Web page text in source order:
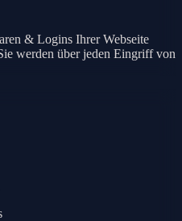
& Logins Ihrer Webseite
werden über jeden Eingriff von